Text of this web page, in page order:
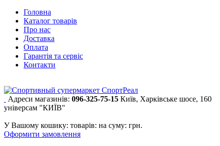
Головна
Каталог товарів
Про нас
Доставка
Оплата
Гарантія та сервіс
Контакти
Адреси магазинів: 096-325-75-15 Київ, Харківське шосе, 160
універсам "КИЇВ"
У Вашому кошику: товарів: на суму: грн.
Оформити замовлення